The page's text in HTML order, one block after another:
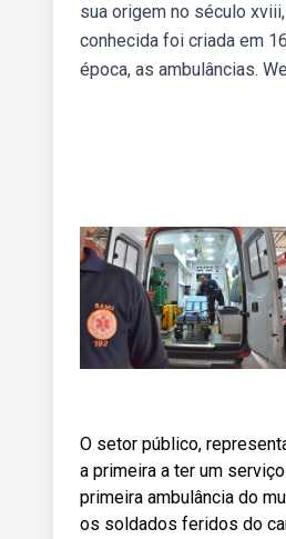
sua origem no século
conhecida foi criada em
época, as ambulâncias.
O setor público,
a primeira a ter um
primeira ambulância do
os soldados feridos do